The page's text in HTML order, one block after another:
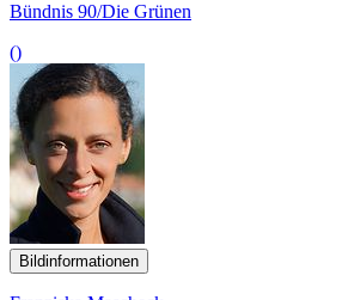
Bündnis 90/Die Grünen
()
Bildinformationen